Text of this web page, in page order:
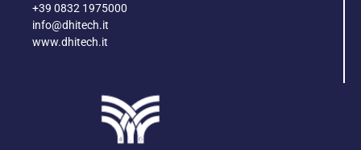
+39 0832 1975000
info@dhitech.it
www.dhitech.it